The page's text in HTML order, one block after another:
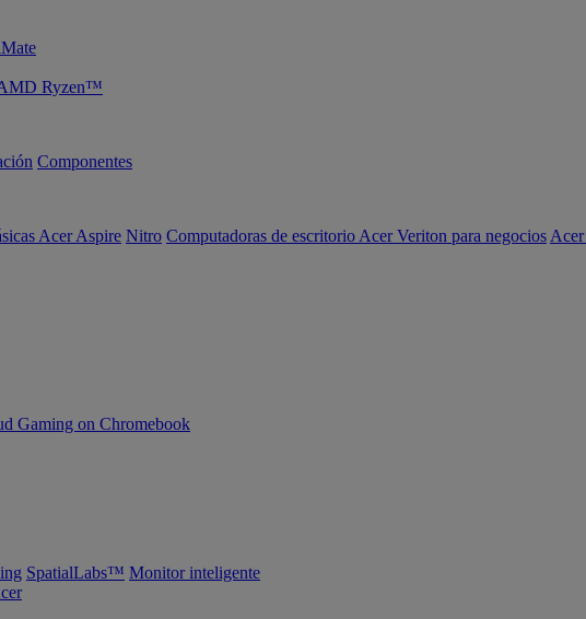
Ryzen™
Componentes
Acer Aspire Nitro Computadoras de escritorio Acer Veriton para negocios
Gaming on Chromebook
SpatialLabs™ Monitor inteligente